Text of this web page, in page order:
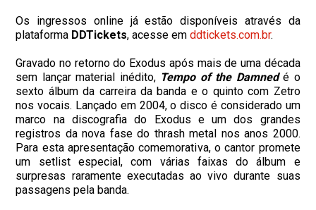
​Os ingressos online já estão disponíveis através da
plataforma DDTickets, acesse emddtickets.com.br.
Gravado no retorno do Exodus após mais de uma década
sem lançar material inédito, Tempo of the Damnedé o
sexto álbum da carreira da banda e o quinto com Zetro
nos vocais. Lançado em 2004, o disco é considerado um
marco na discografia do Exodus e um dos grandes
registros da nova fase do thrash metal nos anos 2000.
Para esta apresentação comemorativa, o cantor promete
um setlist especial, com várias faixas do álbum e
surpresas raramente executadas ao vivo durante suas
passagens pela banda.